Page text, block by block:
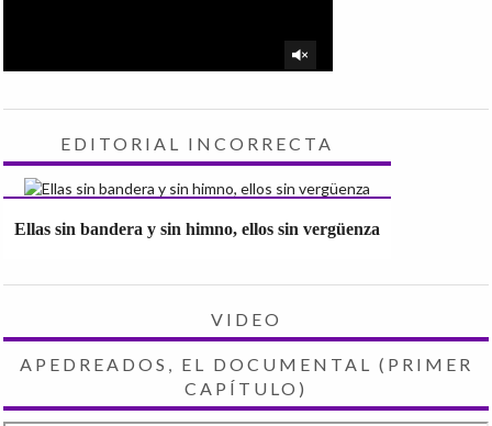
EDITORIAL INCORRECTA
Ellas sin bandera y sin himno, ellos sin vergüenza
VIDEO
APEDREADOS, EL DOCUMENTAL (PRIMER
CAPÍTULO)